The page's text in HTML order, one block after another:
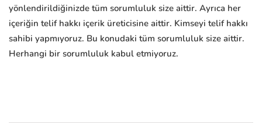
yönlendirildiğinizde tüm sorumluluk size aittir. Ayrıca her
içeriğin telif hakkı içerik üreticisine aittir. Kimseyi telif hakkı
sahibi yapmıyoruz. Bu konudaki tüm sorumluluk size aittir.
Herhangi bir sorumluluk kabul etmiyoruz.